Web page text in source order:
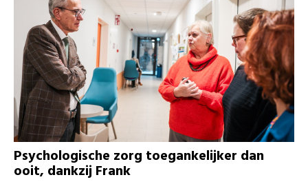
Psychologische zorg toegankelijker dan
ooit, dankzij Frank